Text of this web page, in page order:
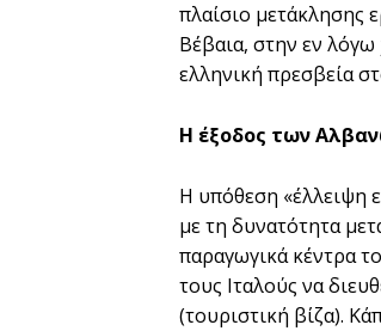
πλαίσιο µετάκλησης
Βέβαια, στην εν λόγω
ελληνική πρεσβεία
Η έξοδος των
Η υπόθεση «έλλειψη
µε τη δυνατότητα
παραγωγικά κέντρα
τους Ιταλούς να
(τουριστική βίζα).